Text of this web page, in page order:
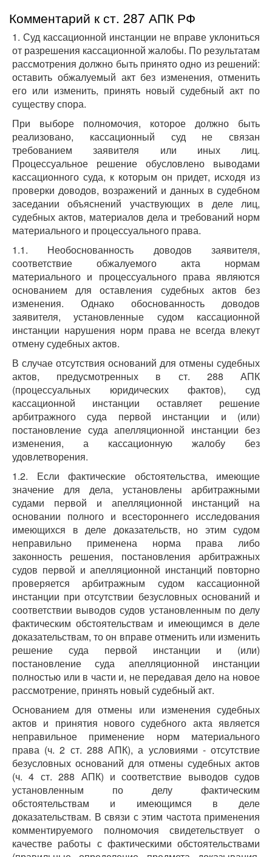
Комментарий к ст. 287 АПК РФ
1. Суд кассационной инстанции не вправе уклониться
от разрешения кассационной жалобы. По результатам
рассмотрения должно быть принято одно из решений:
оставить обжалуемый акт без изменения, отменить
его или изменить, принять новый судебный акт по
существу спора.
При выборе полномочия, которое должно быть
реализовано, кассационный суд не связан
требованием заявителя или иных лиц.
Процессуальное решение обусловлено выводами
кассационного суда, к которым он придет, исходя из
проверки доводов, возражений и данных в судебном
заседании объяснений участвующих в деле лиц,
судебных актов, материалов дела и требований норм
материального и процессуального права.
1.1. Необоснованность доводов заявителя,
соответствие обжалуемого акта нормам
материального и процессуального права являются
основанием для оставления судебных актов без
изменения. Однако обоснованность доводов
заявителя, установленные судом кассационной
инстанции нарушения норм права не всегда влекут
отмену судебных актов.
В случае отсутствия оснований для отмены судебных
актов, предусмотренных в ст. 288 АПК
(процессуальных юридических фактов), суд
кассационной инстанции оставляет решение
арбитражного суда первой инстанции и (или)
постановление суда апелляционной инстанции без
изменения, а кассационную жалобу без
удовлетворения.
1.2. Если фактические обстоятельства, имеющие
значение для дела, установлены арбитражными
судами первой и апелляционной инстанций на
основании полного и всестороннего исследования
имеющихся в деле доказательств, но этим судом
неправильно применена норма права либо
законность решения, постановления арбитражных
судов первой и апелляционной инстанций повторно
проверяется арбитражным судом кассационной
инстанции при отсутствии безусловных оснований и
соответствии выводов судов установленным по делу
фактическим обстоятельствам и имеющимся в деле
доказательствам, то он вправе отменить или изменить
решение суда первой инстанции и (или)
постановление суда апелляционной инстанции
полностью или в части и, не передавая дело на новое
рассмотрение, принять новый судебный акт.
Основанием для отмены или изменения судебных
актов и принятия нового судебного акта является
неправильное применение норм материального
права (ч. 2 ст. 288 АПК), а условиями - отсутствие
безусловных оснований для отмены судебных актов
(ч. 4 ст. 288 АПК) и соответствие выводов судов
установленным по делу фактическим
обстоятельствам и имеющимся в деле
доказательствам. В связи с этим частота применения
комментируемого полномочия свидетельствует о
качестве работы с фактическими обстоятельствами